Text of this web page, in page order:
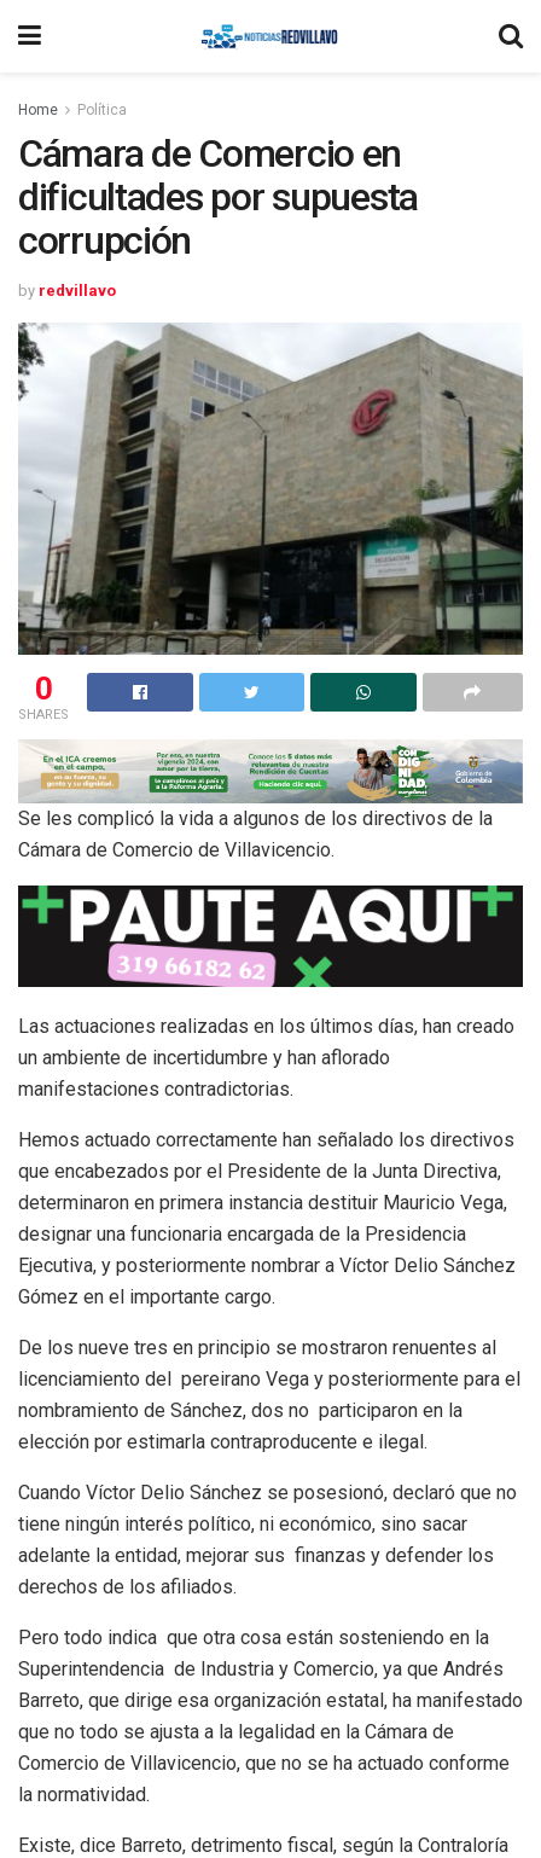
Home Política
Cámara de Comercio en
dificultades por supuesta
corrupción
by redvillavo
0
SHARES
Se les complicó la vida a algunos de los directivos de la
Cámara de Comercio de Villavicencio.
Las actuaciones realizadas en los últimos días, han creado
un ambiente de incertidumbre y han aflorado
manifestaciones contradictorias.
Hemos actuado correctamente han señalado los directivos
que encabezados por el Presidente de la Junta Directiva,
determinaron en primera instancia destituir Mauricio Vega,
designar una funcionaria encargada de la Presidencia
Ejecutiva, y posteriormente nombrar a Víctor Delio Sánchez
Gómez en el importante cargo.
De los nueve tres en principio se mostraron renuentes al
licenciamiento del pereirano Vega y posteriormente para el
nombramiento de Sánchez, dos no participaron en la
elección por estimarla contraproducente e ilegal.
Cuando Víctor Delio Sánchez se posesionó, declaró que no
tiene ningún interés político, ni económico, sino sacar
adelante la entidad, mejorar sus finanzas y defender los
derechos de los afiliados.
Pero todo indica que otra cosa están sosteniendo en la
Superintendencia de Industria y Comercio, ya que Andrés
Barreto, que dirige esa organización estatal, ha manifestado
que no todo se ajusta a la legalidad en la Cámara de
Comercio de Villavicencio, que no se ha actuado conforme
la normatividad.
Existe, dice Barreto, detrimento fiscal, según la Contraloría